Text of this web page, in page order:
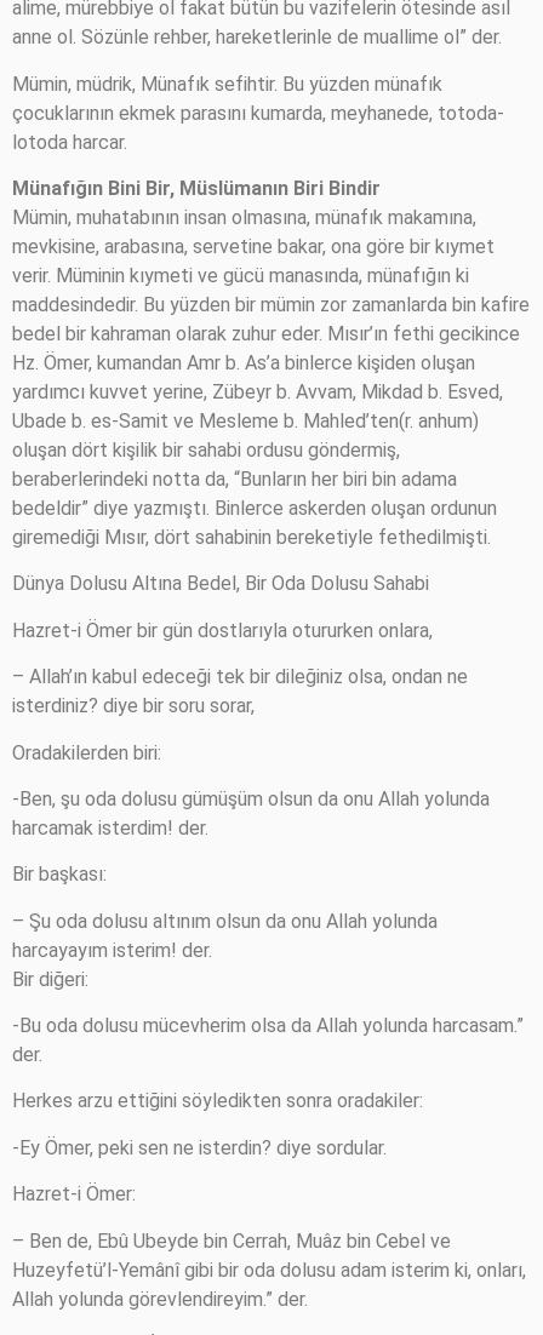
alime, mürebbiye ol fakat bütün bu vazifelerin ötesinde asıl
anne ol. Sözünle rehber, hareketlerinle de muallime ol” der.
Mümin, müdrik, Münafık sefihtir. Bu yüzden münafık
çocuklarının ekmek parasını kumarda, meyhanede, totoda-
lotoda harcar.
Münafığın Bini Bir, Müslümanın Biri Bindir
Mümin, muhatabının insan olmasına, münafık makamına,
mevkisine, arabasına, servetine bakar, ona göre bir kıymet
verir. Müminin kıymeti ve gücü manasında, münafığın ki
maddesindedir. Bu yüzden bir mümin zor zamanlarda bin kafire
bedel bir kahraman olarak zuhur eder. Mısır’ın fethi gecikince
Hz. Ömer, kumandan Amr b. As’a binlerce kişiden oluşan
yardımcı kuvvet yerine, Zübeyr b. Avvam, Mikdad b. Esved,
Ubade b. es-Samit ve Mesleme b. Mahled’ten(r. anhum)
oluşan dört kişilik bir sahabi ordusu göndermiş,
beraberlerindeki notta da, “Bunların her biri bin adama
bedeldir” diye yazmıştı. Binlerce askerden oluşan ordunun
giremediği Mısır, dört sahabinin bereketiyle fethedilmişti.
Dünya Dolusu Altına Bedel, Bir Oda Dolusu Sahabi
Hazret-i Ömer bir gün dostlarıyla otururken onlara,
– Allah’ın kabul edeceği tek bir dileğiniz olsa, ondan ne
isterdiniz? diye bir soru sorar,
Oradakilerden biri:
-Ben, şu oda dolusu gümüşüm olsun da onu Allah yolunda
harcamak isterdim! der.
Bir başkası:
– Şu oda dolusu altınım olsun da onu Allah yolunda
harcayayım isterim! der.
Bir diğeri:
-Bu oda dolusu mücevherim olsa da Allah yolunda harcasam.”
der.
Herkes arzu ettiğini söyledikten sonra oradakiler:
-Ey Ömer, peki sen ne isterdin? diye sordular.
Hazret-i Ömer:
– Ben de, Ebû Ubeyde bin Cerrah, Muâz bin Cebel ve
Huzeyfetü’l-Yemânî gibi bir oda dolusu adam isterim ki, onları,
Allah yolunda görevlendireyim.” der.